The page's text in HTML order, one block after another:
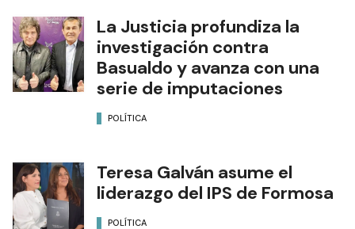
La Justicia profundiza la
investigación contra
Basualdo y avanza con una
serie de imputaciones
POLÍTICA
Teresa Galván asume el
liderazgo del IPS de Formosa
POLÍTICA